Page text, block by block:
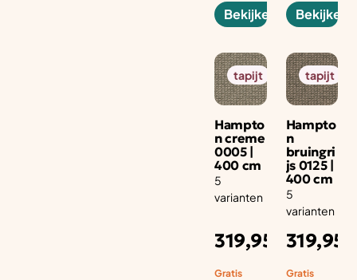
Bekijken Bekijken
tapijt
Hampto
n creme
0005 |
400 cm
5
varianten
319,95
per aantal
Gratis
tapijt
Hampto
n
bruingri
js 0125 |
400 cm
5
varianten
319,95
Gratis